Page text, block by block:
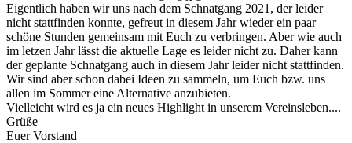
Eigentlich haben wir uns nach dem Schnatgang 2021, der leider
nicht stattfinden konnte, gefreut in diesem Jahr wieder ein paar
schöne Stunden gemeinsam mit Euch zu verbringen. Aber wie auch
im letzen Jahr lässt die aktuelle Lage es leider nicht zu. Daher kann
der geplante Schnatgang auch in diesem Jahr leider nicht stattfinden.
Wir sind aber schon dabei Ideen zu sammeln, um Euch bzw. uns
allen im Sommer eine Alternative anzubieten.
Vielleicht wird es ja ein neues Highlight in unserem Vereinsleben....
Grüße
Euer Vorstand